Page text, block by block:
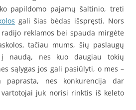
papildomo pajamų šaltinio, treti
gali šias bėdas išspręsti. Nors
reklamos bei spauda mirgėte
tačiau mums, šių paslaugų
naudą, nes kuo daugiau tokių
sąlygas jos gali pasiūlyti, o mes –
paprasta, nes konkurencija dar
vartotojai juk norisi rinktis iš keleto